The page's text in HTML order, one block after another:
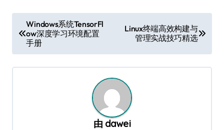
章
导
航
Windows系统TensorFl
ow深度学习环境配置
手册
Linux终端高效构建与
管理实战技巧精选
由 dawei